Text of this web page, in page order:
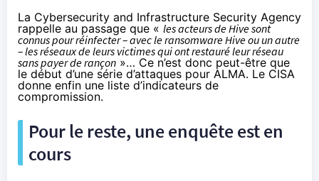
La Cybersecurity and Infrastructure Security Agency
rappelle au passage que « les acteurs de Hive sont
connus pour réinfecter – avec le ransomware Hive ou un autre
– les réseaux de leurs victimes qui ont restauré leur réseau
sans payer de rançon »… Ce n’est donc peut-être que
le début d’une série d’attaques pour ALMA. Le CISA
donne enfin une liste d’indicateurs de
compromission.
Pour le reste, une enquête est en
cours